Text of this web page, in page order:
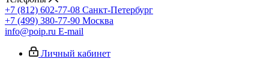
+7 (812) 602-77-08 Санкт-Петербург
+7 (499) 380-77-90 Москва
info@poip.ru E-mail
Личный кабинет